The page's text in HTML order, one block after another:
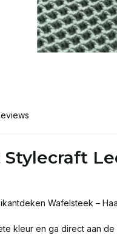
Stylecraft
Wafelsteek –
kleur en ga direct aan